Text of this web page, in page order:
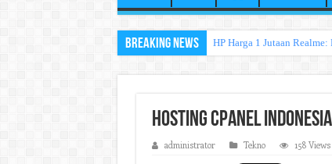
Breaking News HP Harga 1 Jutaan
Hosting cPanel
administrator Tekno 158 Views